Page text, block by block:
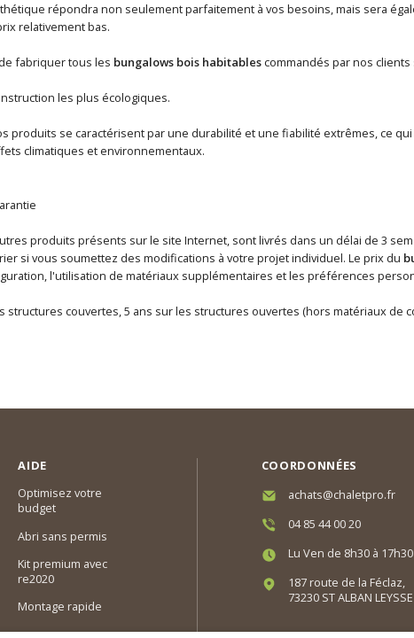
répondra non seulement parfaitement à vos besoins, mais sera
relativement bas.
fabriquer tous les bungalows bois habitablescommandés par nos clients
les plus écologiques.
produits se caractérisent par une durabilité et une fiabilité extrêmes, ce
climatiques et environnementaux.
produits présents sur le site Internet, sont livrés dans un délai de 3
si vous soumettez des modifications à votre projet individuel. Le prix du
l'utilisation de matériaux supplémentaires et les préférences
couvertes, 5 ans sur les structures ouvertes (hors matériaux de
AIDE
Optimisez votre
budget
Abri sans permis
Kit premium avec
re2020
Montage rapide
COORDONNÉES
achats@chaletpro.fr
04 85 44 00 20
Lu Ven de 8h30 à 17h30
187 route de la Féclaz,
73230 ST ALBAN LEYSSE